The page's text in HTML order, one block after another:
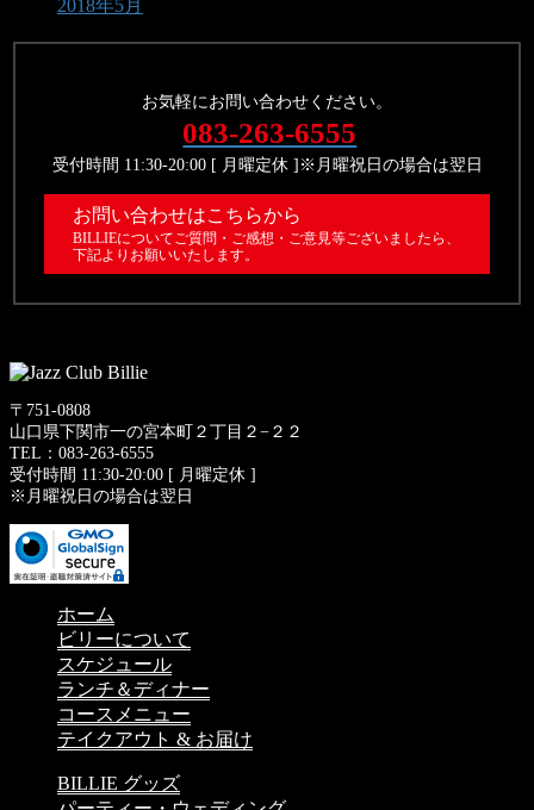
2018年5月
お気軽にお問い合わせください。
083-263-6555
受付時間 11:30-20:00 [ 月曜定休 ]※月曜祝日の場合は翌日
お問い合わせはこちらから
BILLIEについてご質問・ご感想・ご意見等ございましたら、
下記よりお願いいたします。
〒751-0808
山口県下関市一の宮本町２丁目２−２２
TEL：083-263-6555
受付時間 11:30-20:00 [ 月曜定休 ]
※月曜祝日の場合は翌日
ホーム
ビリーについて
スケジュール
ランチ＆ディナー
コースメニュー
テイクアウト & お届け
BILLIE グッズ